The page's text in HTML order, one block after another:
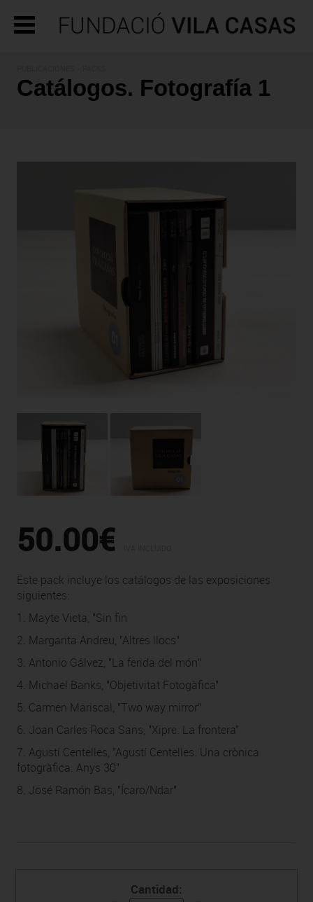
Catálogos. Fotografía 1
50.00€
Este pack incluye los catálogos de las exposiciones
siguientes:
1. Mayte Vieta, "Sin fin
2. Margarita Andreu, "Altres llocs"
3. Antonio Gálvez, "La ferida del món"
4. Michael Banks, "Objetivitat Fotogàfica"
5. Carmen Mariscal, "Two way mirror"
6. Joan Carles Roca Sans, "Xipre. La frontera"
7. Agustí Centelles, "Agustí Centelles. Una crònica
fotogràfica. Anys 30"
8. José Ramón Bas, "Ícaro/Ndar"
Cantidad: